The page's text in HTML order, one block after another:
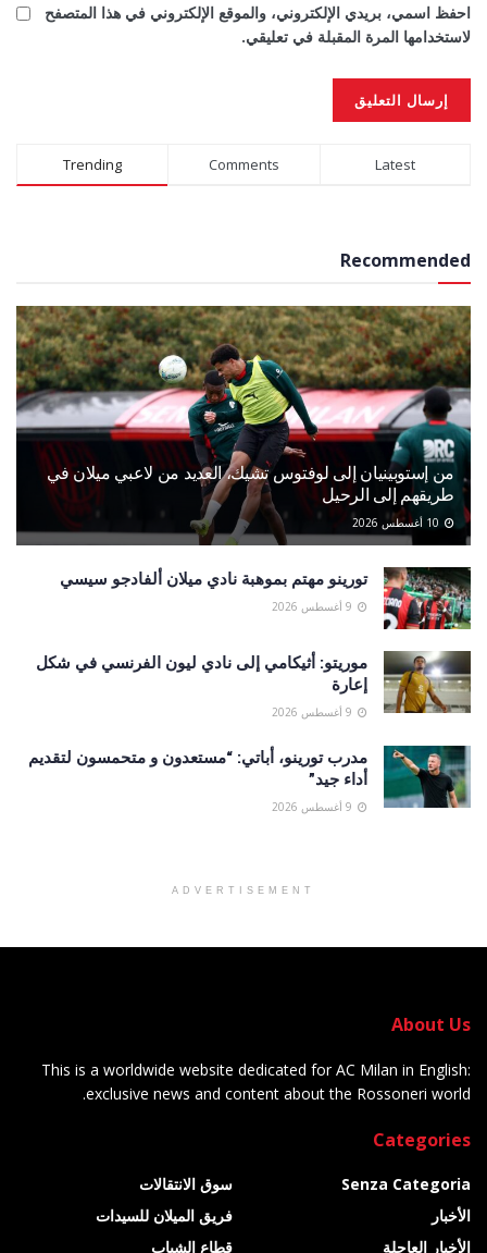
احفظ اسمي، بريدي الإلكتروني، والموقع الإلكتروني في هذا المتصفح
لاستخدامها المرة المقبلة في تعليقي.
Trending Comments Latest
Recommended
من إستوبينيان إلى لوفتوس تشيك، العديد من لاعبي ميلان في
طريقهم إلى الرحيل
تورينو مهتم بموهبة نادي ميلان ألفادجو سيسي
موريتو: أثيكامي إلى نادي ليون الفرنسي في شكل
إعارة
مدرب تورينو، أباتي: “مستعدون و متحمسون لتقديم
أداء جيد”
ADVERTISEMENT
About Us
This is a worldwide website dedicated for AC Milan in English:
exclusive news and content about the Rossoneri world.
Categories
Senza Categoria
الأخبار
الأخبار العاجلة
سوق الانتقالات
فريق الميلان للسيدات
قطاع الشباب